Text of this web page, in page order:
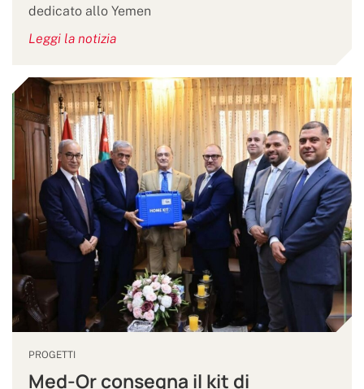
dedicato allo Yemen
Leggi la notizia
PROGETTI
Med-Or consegna il kit di